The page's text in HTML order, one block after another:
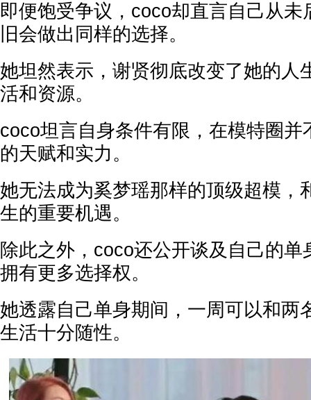
即便饱受争议，coco却直言自己从未
旧会做出同样的选择。
她坦然表示，谢贤彻底改变了她的人
活和资源。
coco坦言自身条件有限，在模特圈并
的天赋和实力。
她无法成为奚梦瑶那样的顶级超模，
生的重要机遇。
除此之外，coco还公开谈及自己的单
拥有更多选择权。
她透露自己单身期间，一周可以和两
生活十分随性。